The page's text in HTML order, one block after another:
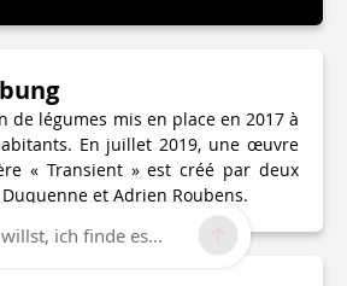
de légumes mis en place en 2017 à
En juillet 2019, une œuvre
« Transient » est créé par deux
et Adrien Roubens.
ich finde es...